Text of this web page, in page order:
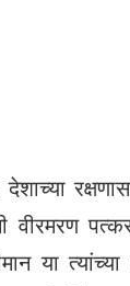
वीरमरण
या